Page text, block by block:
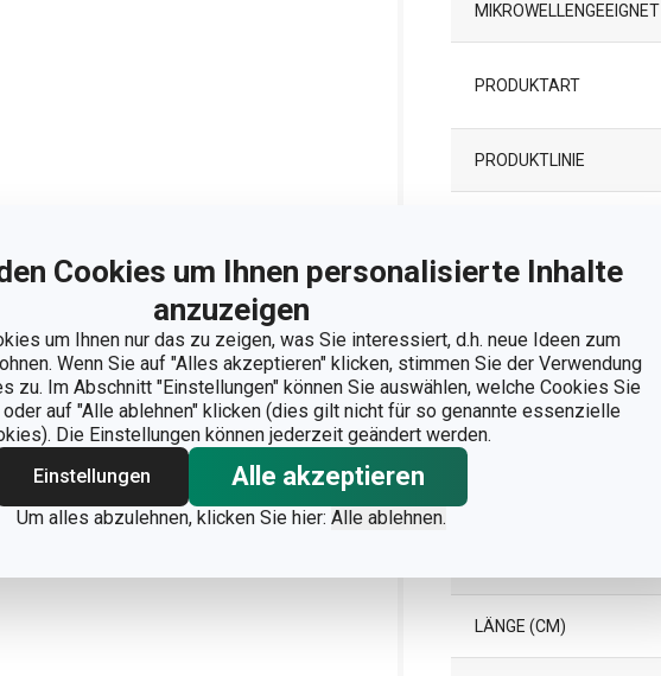
Cookies um Ihnen personalisierte Inhalte
anzuzeigen
um Ihnen nur das zu zeigen, was Sie interessiert, d.h. neue Ideen zum
Wenn Sie auf "Alles akzeptieren" klicken, stimmen Sie der Verwendung
zu. Im Abschnitt "Einstellungen" können Sie auswählen, welche Cookies Sie
auf "Alle ablehnen" klicken (dies gilt nicht für so genannte essenzielle
Die Einstellungen können jederzeit geändert werden.
Einstellungen
Alle akzeptieren
Um alles abzulehnen, klicken Sie hier: Alle ablehnen.
MIKROWELLENGEEIGNET
PRODUKTART
PRODUKTLINIE
EAN
GARANTIE (IN JAHREN)
Verpackung
LÄNGE (CM)